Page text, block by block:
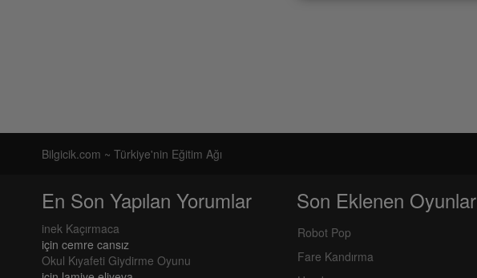
Bilgicik.com ~ Türkiye'nin Eğitim Ağı
En Son Yapılan Yorumlar
inek Kaçırmaca
için cemre cansız
Okul Kıyafeti Giydirme Oyunu
Son Eklenen Oyunlar
Robot Pop
Fare Kandırma